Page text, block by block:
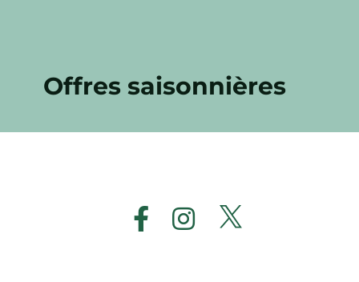
Offres saisonnières